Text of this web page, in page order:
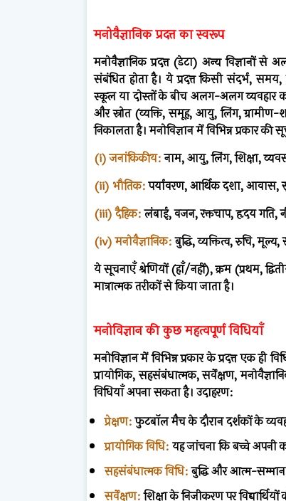
मनोवैज्ञानिक प्रदत्त का स्वरूप
मनोवैज्ञानिक प्रदत्त (डेटा) अन्य विज्ञानों
संबंधित होता है। ये प्रदत्त किसी संदर्भ,
स्कूल या दोस्तों के बीच अलग-अलग व्यवहार
और स्रोत (व्यक्ति, समूह, आयु, लिंग, ग्रामीण-
निकालता है। मनोविज्ञान में विभिन्न प्रकार
(i) जनांकिकीय:नाम, आयु, लिंग, शिक्षा,
(ii) भौतिक:पर्यावरण, आर्थिक दशा, आवास,
(iii) दैहिक:लंबाई, वजन, रक्तचाप, हृदय गति,
(iv) मनोवैज्ञानिक:बुद्धि, व्यक्तित्व, रुचि,
ये सूचनाएँ श्रेणियों (हाँ/नहीं), क्रम (प्रथम,
मात्रात्मक तरीकों से किया जाता है।
मनोविज्ञान की कुछ महत्वपूर्ण विधियाँ
मनोविज्ञान में विभिन्न प्रकार के प्रदत्त एक ही
प्रायोगिक, सहसंबंधात्मक, सर्वेक्षण,
विधियाँ अपना सकता है। उदाहरण:
प्रेक्षण:फुटबॉल मैच के दौरान दर्शकों के
प्रायोगिक विधि: यह जांचना कि बच्चे अपनी
सहसंबंधात्मक विधि:बुद्धि और आत्म-
सर्वेक्षण:शिक्षा के निजीकरण पर